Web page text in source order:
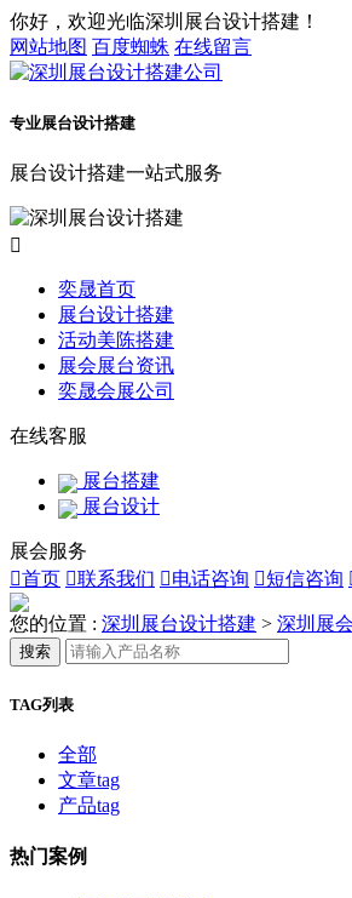
你好，欢迎光临深圳展台设计搭建！
网站地图 百度蜘蛛 在线留言
专业展台设计搭建
展台设计搭建一站式服务

奕晟首页
展台设计搭建
活动美陈搭建
展会展台资讯
奕晟会展公司
在线客服
展台搭建
展台设计
展会服务
首页 联系我们 电话咨询 短信咨询
您的位置 : 深圳展台设计搭建 > 深圳展
搜索
TAG列表
全部
文章tag
产品tag
热门案例